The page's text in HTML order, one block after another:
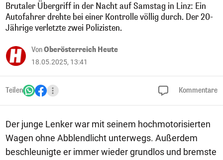
Brutaler Übergriff in der Nacht auf Samstag in Linz: Ein
Autofahrer drehte bei einer Kontrolle völlig durch. Der 20-
Jährige verletzte zwei Polizisten.
VonOberösterreich Heute
18.05.2025, 13:41
Teilen Kommentare
Der junge Lenker war mit seinem hochmotorisierten
Wagen ohne Abblendlicht unterwegs. Außerdem
beschleunigte er immer wieder grundlos und bremste